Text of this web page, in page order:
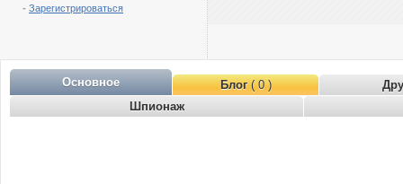
- Зарегистрироваться
Основное Блог( 0 )
Шпионаж